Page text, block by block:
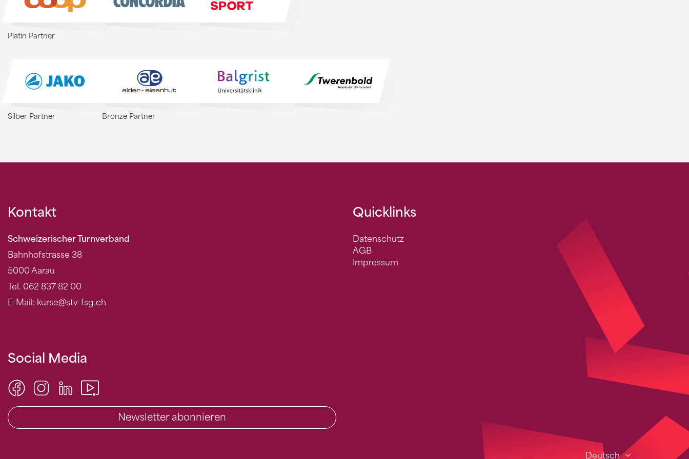
Platin Partner
Silber Partner Bronze Partner
Kontakt
Schweizerischer Turnverband
Bahnhofstrasse 38
5000 Aarau
Tel. 062 837 82 00
E-Mail: kurse@stv-fsg.ch
Quicklinks
Datenschutz
AGB
Impressum
Deutsch
Social Media
Newsletter abonnieren